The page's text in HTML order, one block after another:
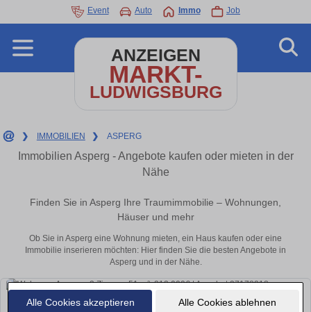
Alle Cookies akzeptieren Alle Cookies ablehnen
Event Auto Immo Job
ANZEIGEN
MARKT-
LUDWIGSBURG
❯ IMMOBILIEN ❯ ASPERG
Immobilien Asperg - Angebote kaufen oder mieten in der
Nähe
Finden Sie in Asperg Ihre Traumimmobilie – Wohnungen,
Häuser und mehr
Ob Sie in Asperg eine Wohnung mieten, ein Haus kaufen oder eine
Immobilie inserieren möchten: Hier finden Sie die besten Angebote in
Asperg und in der Nähe.